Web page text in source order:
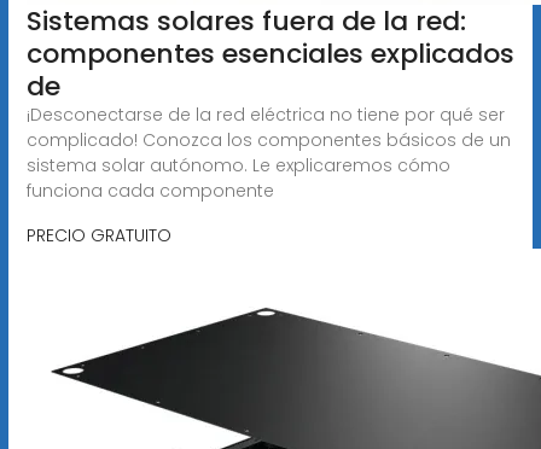
Sistemas solares fuera de la red:
componentes esenciales explicados
de
¡Desconectarse de la red eléctrica no tiene por qué ser
complicado! Conozca los componentes básicos de un
sistema solar autónomo. Le explicaremos cómo
funciona cada componente
PRECIO GRATUITO